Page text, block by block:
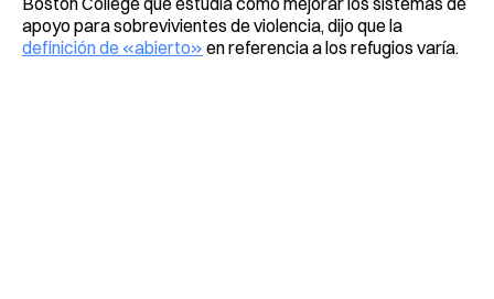
apoyo para sobrevivientes de violencia, dijo que la
definición de «abierto» en referencia a los refugios varía.